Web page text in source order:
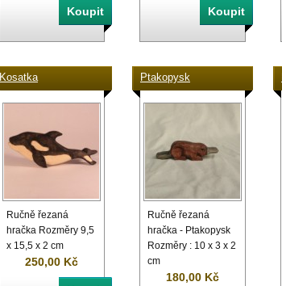
Kosatka
Ručně řezaná
hračka Rozměry 9,5
x 15,5 x 2 cm
250,00 Kč
Ptakopysk
Ručně řezaná
hračka - Ptakopysk
Rozměry : 10 x 3 x 2
cm
180,00 Kč